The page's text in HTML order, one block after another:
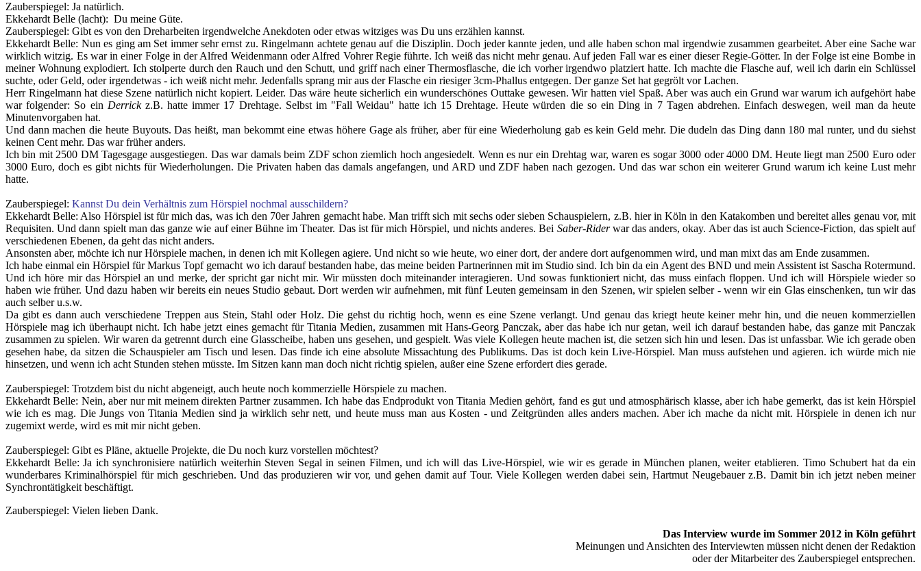
Zauberspiegel: Ja natürlich.
Ekkehardt Belle (lacht): Du meine Güte.
Zauberspiegel: Gibt es von den Dreharbeiten irgendwelche Anekdoten oder etwas witziges was Du uns erzählen kannst.
Ekkehardt Belle: Nun es ging am Set immer sehr ernst zu. Ringelmann achtete genau auf die Disziplin. Doch jeder kannte jeden, und alle haben schon mal irgendwie zusammen gearbeitet. Aber eine Sache war
wirklich witzig. Es war in einer Folge in der Alfred Weidenmann oder Alfred Vohrer Regie führte. Ich weiß das nicht mehr genau. Auf jeden Fall war es einer dieser Regie-Götter. In der Folge ist eine Bombe in
meiner Wohnung explodiert. Ich stolperte durch den Rauch und den Schutt, und griff nach einer Thermosflasche, die ich vorher irgendwo platziert hatte. Ich machte die Flasche auf, weil ich darin ein Schlüssel
suchte, oder Geld, oder irgendetwas - ich weiß nicht mehr. Jedenfalls sprang mir aus der Flasche ein riesiger 3cm-Phallus entgegen. Der ganze Set hat gegrölt vor Lachen.
Herr Ringelmann hat diese Szene natürlich nicht kopiert. Leider. Das wäre heute sicherlich ein wunderschönes Outtake gewesen. Wir hatten viel Spaß. Aber was auch ein Grund war warum ich aufgehört habe
war folgender: So ein Derrickz.B. hatte immer 17 Drehtage. Selbst im "Fall Weidau" hatte ich 15 Drehtage. Heute würden die so ein Ding in 7 Tagen abdrehen. Einfach deswegen, weil man da heute
Minutenvorgaben hat.
Und dann machen die heute Buyouts. Das heißt, man bekommt eine etwas höhere Gage als früher, aber für eine Wiederholung gab es kein Geld mehr. Die dudeln das Ding dann 180 mal runter, und du siehst
keinen Cent mehr. Das war früher anders.
Ich bin mit 2500 DM Tagesgage ausgestiegen. Das war damals beim ZDF schon ziemlich hoch angesiedelt. Wenn es nur ein Drehtag war, waren es sogar 3000 oder 4000 DM. Heute liegt man 2500 Euro oder
3000 Euro, doch es gibt nichts für Wiederholungen. Die Privaten haben das damals angefangen, und ARD und ZDF haben nach gezogen. Und das war schon ein weiterer Grund warum ich keine Lust mehr
hatte.
Zauberspiegel: Kannst Du dein Verhältnis zum Hörspiel nochmal ausschildern?
Ekkehardt Belle: Also Hörspiel ist für mich das, was ich den 70er Jahren gemacht habe. Man trifft sich mit sechs oder sieben Schauspielern, z.B. hier in Köln in den Katakomben und bereitet alles genau vor, mit
Requisiten. Und dann spielt man das ganze wie auf einer Bühne im Theater. Das ist für mich Hörspiel, und nichts anderes. Bei Saber-Riderwar das anders, okay. Aber das ist auch Science-Fiction, das spielt auf
verschiedenen Ebenen, da geht das nicht anders.
Ansonsten aber, möchte ich nur Hörspiele machen, in denen ich mit Kollegen agiere. Und nicht so wie heute, wo einer dort, der andere dort aufgenommen wird, und man mixt das am Ende zusammen.
Ich habe einmal ein Hörspiel für Markus Topf gemacht wo ich darauf bestanden habe, das meine beiden Partnerinnen mit im Studio sind. Ich bin da ein Agent des BND und mein Assistent ist Sascha Rotermund.
Und ich höre mir das Hörspiel an und merke, der spricht gar nicht mir. Wir müssten doch miteinander interagieren. Und sowas funktioniert nicht, das muss einfach floppen. Und ich will Hörspiele wieder so
haben wie früher. Und dazu haben wir bereits ein neues Studio gebaut. Dort werden wir aufnehmen, mit fünf Leuten gemeinsam in den Szenen, wir spielen selber - wenn wir ein Glas einschenken, tun wir das
auch selber u.s.w.
Da gibt es dann auch verschiedene Treppen aus Stein, Stahl oder Holz. Die gehst du richtig hoch, wenn es eine Szene verlangt. Und genau das kriegt heute keiner mehr hin, und die neuen kommerziellen
Hörspiele mag ich überhaupt nicht. Ich habe jetzt eines gemacht für Titania Medien, zusammen mit Hans-Georg Panczak, aber das habe ich nur getan, weil ich darauf bestanden habe, das ganze mit Panczak
zusammen zu spielen. Wir waren da getrennt durch eine Glasscheibe, haben uns gesehen, und gespielt. Was viele Kollegen heute machen ist, die setzen sich hin und lesen. Das ist unfassbar. Wie ich gerade oben
gesehen habe, da sitzen die Schauspieler am Tisch und lesen. Das finde ich eine absolute Missachtung des Publikums. Das ist doch kein Live-Hörspiel. Man muss aufstehen und agieren. ich würde mich nie
hinsetzen, und wenn ich acht Stunden stehen müsste. Im Sitzen kann man doch nicht richtig spielen, außer eine Szene erfordert dies gerade.
Zauberspiegel: Trotzdem bist du nicht abgeneigt, auch heute noch kommerzielle Hörspiele zu machen.
Ekkehardt Belle: Nein, aber nur mit meinem direkten Partner zusammen. Ich habe das Endprodukt von Titania Medien gehört, fand es gut und atmosphärisch klasse, aber ich habe gemerkt, das ist kein Hörspiel
wie ich es mag. Die Jungs von Titania Medien sind ja wirklich sehr nett, und heute muss man aus Kosten - und Zeitgründen alles anders machen. Aber ich mache da nicht mit. Hörspiele in denen ich nur
zugemixt werde, wird es mit mir nicht geben.
Zauberspiegel: Gibt es Pläne, aktuelle Projekte, die Du noch kurz vorstellen möchtest?
Ekkehardt Belle: Ja ich synchronisiere natürlich weiterhin Steven Segal in seinen Filmen, und ich will das Live-Hörspiel, wie wir es gerade in München planen, weiter etablieren. Timo Schubert hat da ein
wunderbares Kriminalhörspiel für mich geschrieben. Und das produzieren wir vor, und gehen damit auf Tour. Viele Kollegen werden dabei sein, Hartmut Neugebauer z.B. Damit bin ich jetzt neben meiner
Synchrontätigkeit beschäftigt.
Zauberspiegel: Vielen lieben Dank.
Das Interview wurde im Sommer 2012 in Köln geführt
Meinungen und Ansichten des Interviewten müssen nicht denen der Redaktion
oder der Mitarbeiter des Zauberspiegel entsprechen.